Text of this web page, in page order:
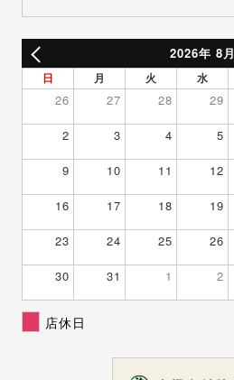
2026年 8月
日 月 火 水
26 27 28 29
2 3 4 5
9 10 11 12
16 17 18 19
23 24 25 26
30 31 1 2
店休日